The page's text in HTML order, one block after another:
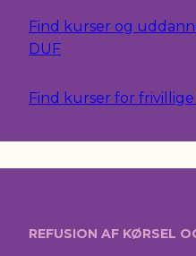
Find kurser og
DUF
Find kurser for frivillige
REFUSION AF KØRSEL